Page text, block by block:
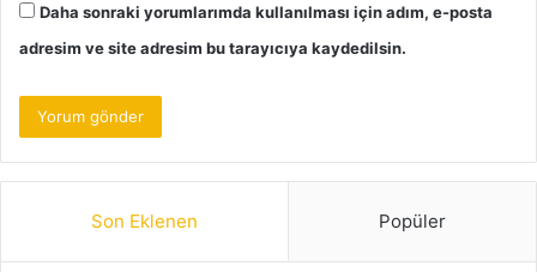
Daha sonraki yorumlarımda kullanılması için adım, e-posta
adresim ve site adresim bu tarayıcıya kaydedilsin.
Son Eklenen Popüler